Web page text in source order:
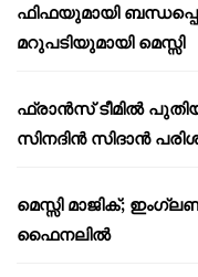
ഫിഫയുമായി
മറുപടിയുമായി മെസ്സി
ഫ്രാൻസ് ടീമിൽ
സിനദിൻ സിദാൻ
മെസ്സി മാജിക്;
ഫൈനലിൽ